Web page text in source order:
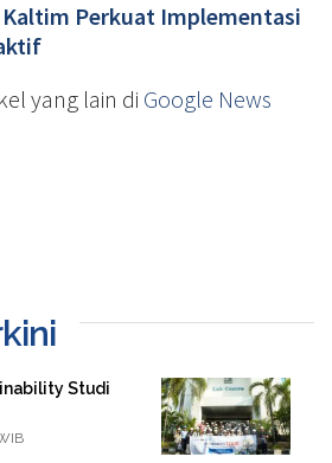
Kaltim Perkuat Implementasi
yang lain di Google News
Studi